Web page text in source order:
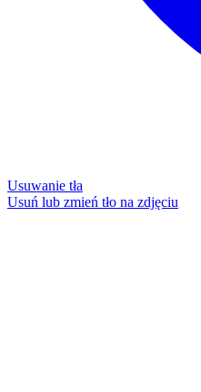
Usuwanie tła
Usuń lub zmień tło na zdjęciu